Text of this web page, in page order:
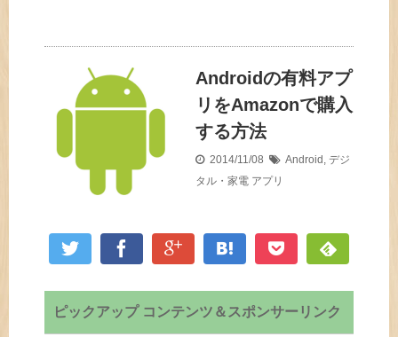
Androidの有料アプ
リをAmazonで購入
する方法
2014/11/08 Android , デジ
タル・家電 アプリ
ピックアップ コンテンツ＆スポンサーリンク